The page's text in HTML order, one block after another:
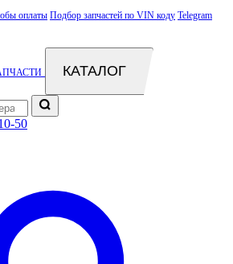
оплаты Подбор запчастей по VIN коду Telegram
КАТАЛОГ
50